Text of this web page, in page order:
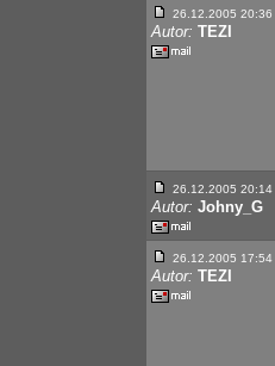
26.12.2005 20:36
Autor: TEZI
26.12.2005 20:14
Autor: Johny_G
26.12.2005 17:54
Autor: TEZI